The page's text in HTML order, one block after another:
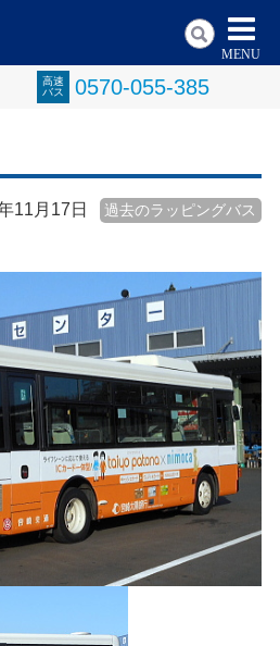
高速
バス
0570-055-385
MENU
11月17日 過去のラッピングバス